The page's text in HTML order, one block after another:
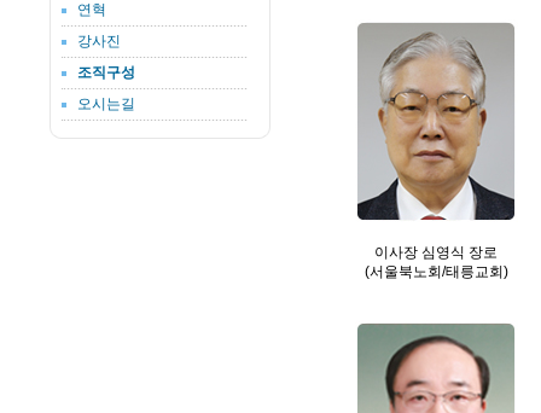
연혁
강사진
조직구성
오시는길
이사장 심영식 장로
(서울북노회/태릉교회)